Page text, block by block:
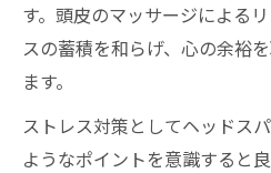
す。頭皮のマッサージによる
スの蓄積を和らげ、心の余裕
ます。
ストレス対策としてヘッドス
ようなポイントを意識すると良